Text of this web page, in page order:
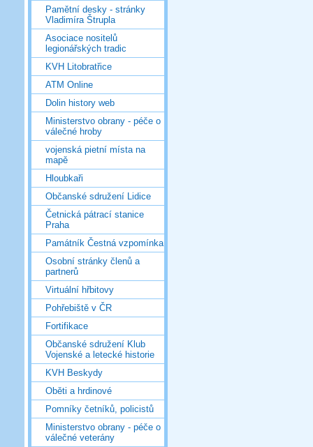
Pamětní desky - stránky
Vladimíra Štrupla
Asociace nositelů
legionářských tradic
KVH Litobratřice
ATM Online
Dolin history web
Ministerstvo obrany - péče o
válečné hroby
vojenská pietní místa na
mapě
Hloubkaři
Občanské sdružení Lidice
Četnická pátrací stanice
Praha
Památník Čestná vzpomínka
Osobní stránky členů a
partnerů
Virtuální hřbitovy
Pohřebiště v ČR
Fortifikace
Občanské sdružení Klub
Vojenské a letecké historie
KVH Beskydy
Oběti a hrdinové
Pomníky četníků, policistů
Ministerstvo obrany - péče o
válečné veterány